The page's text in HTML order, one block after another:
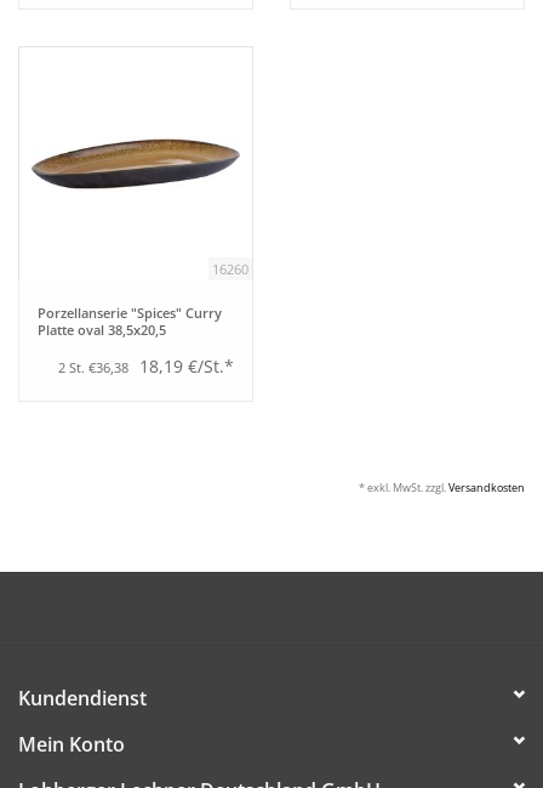
16260
Porzellanserie "Spices" Curry
Platte oval 38,5x20,5
2 St. €36,38 18,19 €/St.*
* exkl. MwSt. zzgl.Versandkosten
Kundendienst
Mein Konto